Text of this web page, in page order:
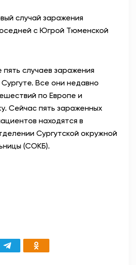
82,17 94,84
/ Регистрация
случай заражения
с Югрой Тюменской
случаев заражения
Все они недавно
по Европе и
Сейчас пять зараженных
находятся в
Сургутской окружной
(СОКБ).